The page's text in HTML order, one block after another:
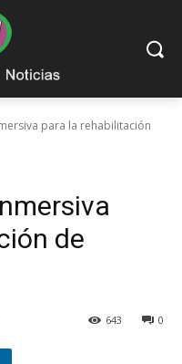
para la rehabilitación
de
0
643